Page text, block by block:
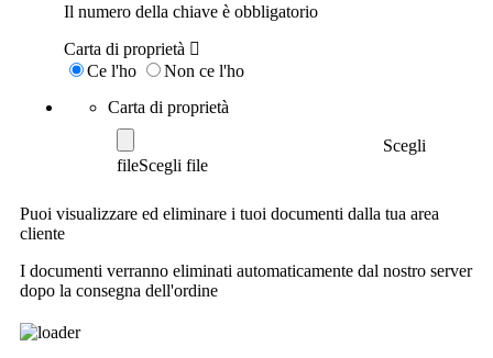
Il numero della chiave è obbligatorio
Carta di proprietà
Ce l'ho
Non ce l'ho
Carta di proprietà
Scegli
file
Puoi visualizzare ed eliminare i tuoi documenti dalla tua area
cliente
I documenti verranno eliminati automaticamente dal nostro server
dopo la consegna dell'ordine